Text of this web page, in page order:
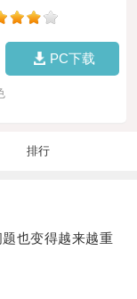
PC下载
排行
也变得越来越重